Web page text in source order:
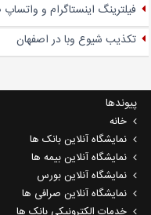
فیلترینگ اینستاگرام و
تکذیب شیوع وبا در اصفهان
پیوندها
خانه
نمایشگاه آنلاین بانک ها
نمایشگاه آنلاین بیمه ها
نمایشگاه آنلاین بورس
نمایشگاه آنلاین صرافی ها